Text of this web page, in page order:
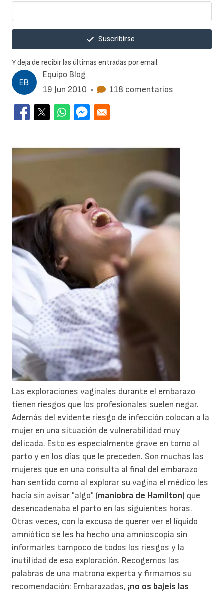
Equipo Blog
19 Jun 2010 • 118 comentarios
Las exploraciones vaginales durante el embarazo
tienen riesgos que los profesionales suelen negar.
Además del evidente riesgo de infección colocan a la
mujer en una situación de vulnerabilidad muy
delicada. Esto es especialmente grave en torno al
parto y en los días que le preceden. Son muchas las
mujeres que en una consulta al final del embarazo
han sentido como al explorar su vagina el médico les
hacía sin avisar "algo" (maniobra de Hamilton) que
desencadenaba el parto en las siguientes horas.
Otras veces, con la excusa de querer ver el líquido
amniótico se les ha hecho una amnioscopia sin
informarles tampoco de todos los riesgos y la
inutilidad de esa exploración. Recogemos las
palabras de una matrona experta y firmamos su
recomendación: Embarazadas, ¡no os bajeis las
Suscribirse
Y deja de recibir las últimas entradas por email.